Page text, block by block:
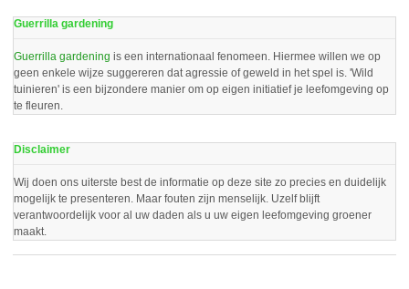
Guerrilla gardening
Guerrilla gardening is een internationaal fenomeen. Hiermee willen we op
geen enkele wijze suggereren dat agressie of geweld in het spel is. 'Wild
tuinieren' is een bijzondere manier om op eigen initiatief je leefomgeving op
te fleuren.
Disclaimer
Wij doen ons uiterste best de informatie op deze site zo precies en duidelijk
mogelijk te presenteren. Maar fouten zijn menselijk. Uzelf blijft
verantwoordelijk voor al uw daden als u uw eigen leefomgeving groener
maakt.